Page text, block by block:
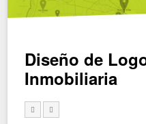
Diseño de
Inmobiliaria